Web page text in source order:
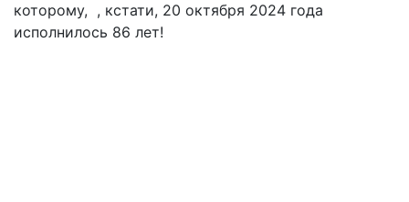
которому, , кстати, 20 октября 2024 года
исполнилось 86 лет!